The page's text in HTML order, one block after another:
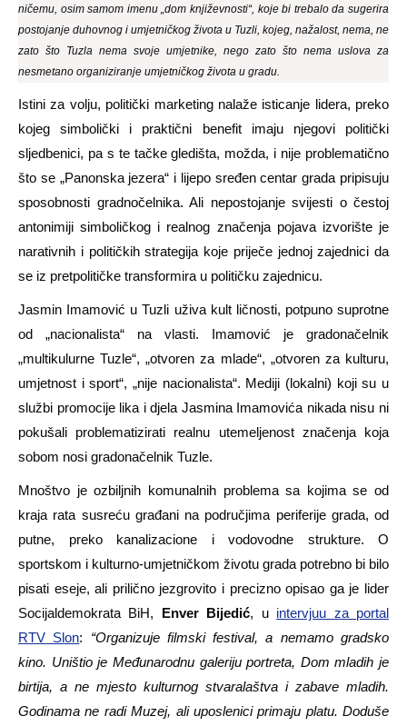
ničemu, osim samom imenu „dom književnosti“, koje bi trebalo da sugerira
postojanje duhovnog i umjetničkog života u Tuzli, kojeg, nažalost, nema, ne
zato što Tuzla nema svoje umjetnike, nego zato što nema uslova za
nesmetano organiziranje umjetničkog života u gradu.
Istini za volju, politički marketing nalaže isticanje lidera, preko
kojeg simbolički i praktični benefit imaju njegovi politički
sljedbenici, pa s te tačke gledišta, možda, i nije problematično
što se „Panonska jezera“ i lijepo sređen centar grada pripisuju
sposobnosti gradnočelnika. Ali nepostojanje svijesti o čestoj
antonimiji simboličkog i realnog značenja pojava izvorište je
narativnih i političkih strategija koje priječe jednoj zajednici da
se iz pretpolitičke transformira u političku zajednicu.
Jasmin Imamović u Tuzli uživa kult ličnosti, potpuno suprotne
od „nacionalista“ na vlasti. Imamović je gradonačelnik
„multikulurne Tuzle“, „otvoren za mlade“, „otvoren za kulturu,
umjetnost i sport“, „nije nacionalista“. Mediji (lokalni) koji su u
službi promocije lika i djela Jasmina Imamovića nikada nisu ni
pokušali problematizirati realnu utemeljenost značenja koja
sobom nosi gradonačelnik Tuzle.
Mnoštvo je ozbiljnih komunalnih problema sa kojima se od
kraja rata susreću građani na područjima periferije grada, od
putne, preko kanalizacione i vodovodne strukture. O
sportskom i kulturno-umjetničkom životu grada potrebno bi bilo
pisati eseje, ali prilično jezgrovito i precizno opisao ga je lider
Socijaldemokrata BiH, Enver Bijedić, u intervjuu za portal
RTV Slon: “Organizuje filmski festival, a nemamo gradsko
kino. Uništio je Međunarodnu galeriju portreta, Dom mladih je
birtija, a ne mjesto kulturnog stvaralaštva i zabave mladih.
Godinama ne radi Muzej, ali uposlenici primaju platu. Doduše